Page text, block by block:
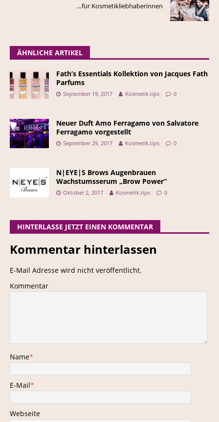
…für Kosmetikliebhaberinnen
ÄHNLICHE ARTIKEL
Fath’s Essentials Kollektion von Jacques Fath
Parfums
September 19, 2017 Kosmetik.tips 0
Neuer Duft Amo Ferragamo von Salvatore
Ferragamo vorgestellt
September 29, 2017 Kosmetik.tips 0
N|EYE|S Brows Augenbrauen
Wachstumsserum „Brow Power“
Oktober 2, 2017 Kosmetik.tips 0
HINTERLASSE JETZT EINEN KOMMENTAR
Kommentar hinterlassen
E-Mail Adresse wird nicht veröffentlicht.
Kommentar
Name*
E-Mail*
Webseite